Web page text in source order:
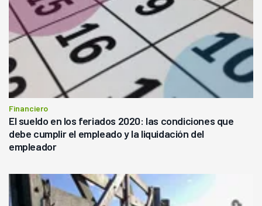
Financiero
El sueldo en los feriados 2020: las condiciones que
debe cumplir el empleado y la liquidación del
empleador